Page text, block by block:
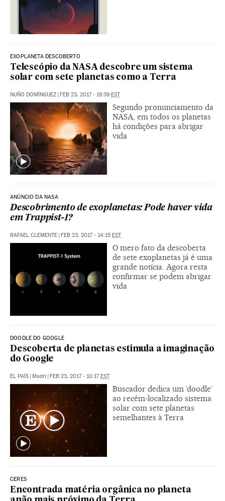
EXOPLANETA DESCOBERTO
Telescópio da NASA descobre um sistema
solar com sete planetas como a Terra
NUÑO DOMÍNGUEZ | FEB 23, 2017 - 19:39 EST
Segundo pronunciamento da
NASA, em todos os planetas
há condições para abrigar
vida
ANÚNCIO DA NASA
Descobrimento de exoplanetas: Pode haver vida
em Trappist-1?
RAFAEL CLEMENTE FEB 23, 2017 - 14:15 EST
O mero fato da descoberta
de sete exoplanetas já é uma
grande notícia. Agora resta
confirmar se podem abrigar
vida
DOODLE DO GOOGLE
Descoberta de planetas estimula a imaginação
do Google
EL PAÍS Madri FEB 23, 2017 - 10:17 EST
Buscador dedica um ‘doodle’
ao recém-localizado sistema
solar com sete planetas
semelhantes à Terra
CERES
Encontrada matéria orgânica no planeta